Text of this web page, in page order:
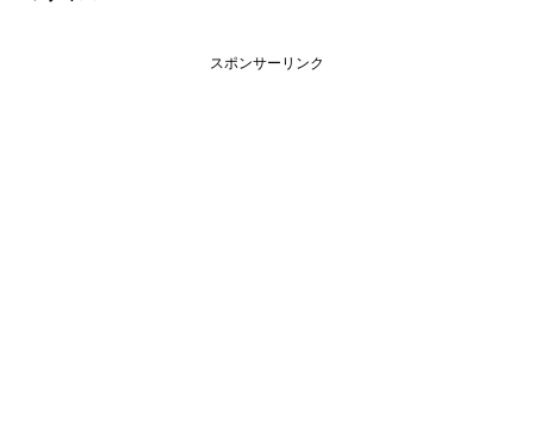
スポンサーリンク